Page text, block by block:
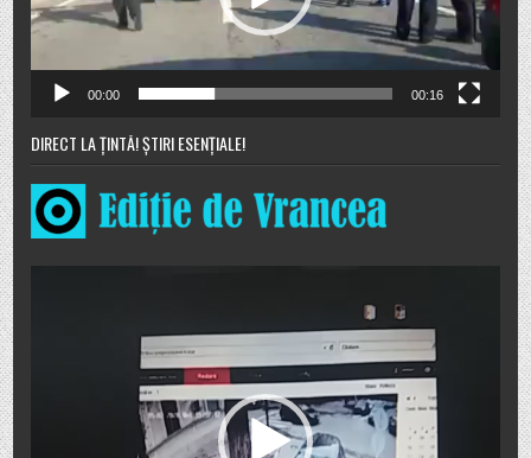
00:00 00:16
DIRECT LA ȚINTĂ! ȘTIRI ESENȚIALE!